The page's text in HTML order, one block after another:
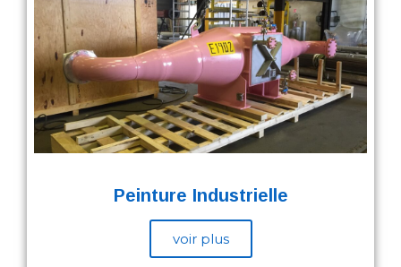
Peinture Industrielle
voir plus